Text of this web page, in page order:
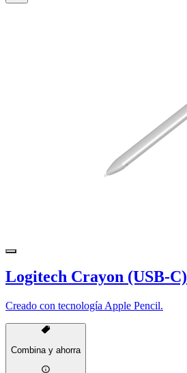
Logitech Crayon (USB-C)
Creado con tecnología Apple Pencil.
Combina y ahorra